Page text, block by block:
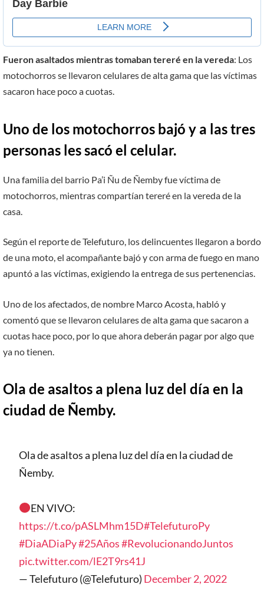
Fueron asaltados mientras tomaban tereré en la vereda: Los
motochorros se llevaron celulares de alta gama que las víctimas
sacaron hace poco a cuotas.
Uno de los motochorros bajó y a las tres
personas les sacó el celular.
Una familia del barrio Pa’i Ñu de Ñemby fue víctima de
motochorros, mientras compartían tereré en la vereda de la
casa.
Según el reporte de Telefuturo, los delincuentes llegaron a bordo
de una moto, el acompañante bajó y con arma de fuego en mano
apuntó a las víctimas, exigiendo la entrega de sus pertenencias.
Uno de los afectados, de nombre Marco Acosta, habló y
comentó que se llevaron celulares de alta gama que sacaron a
cuotas hace poco, por lo que ahora deberán pagar por algo que
ya no tienen.
Ola de asaltos a plena luz del día en la
ciudad de Ñemby.
Ola de asaltos a plena luz del día en la ciudad de
Ñemby.
EN VIVO:
https://t.co/pASLMhm15D#TelefuturoPy
#DiaADiaPy#25Años#RevolucionandoJuntos
pic.twitter.com/lE2T9rs41J
— Telefuturo (@Telefuturo) December 2, 2022